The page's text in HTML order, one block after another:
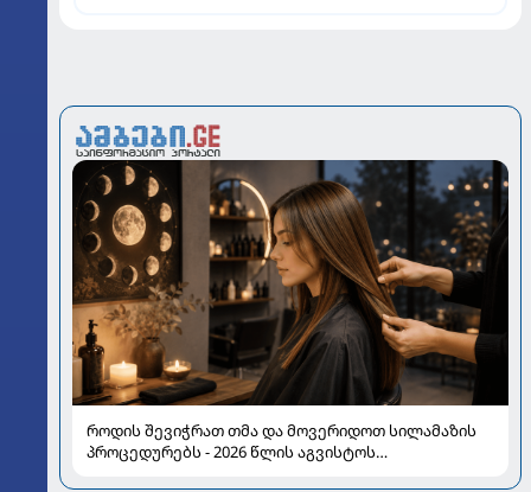
როდის შევიჭრათ თმა და მოვერიდოთ სილამაზის
პროცედურებს - 2026 წლის აგვისტოს